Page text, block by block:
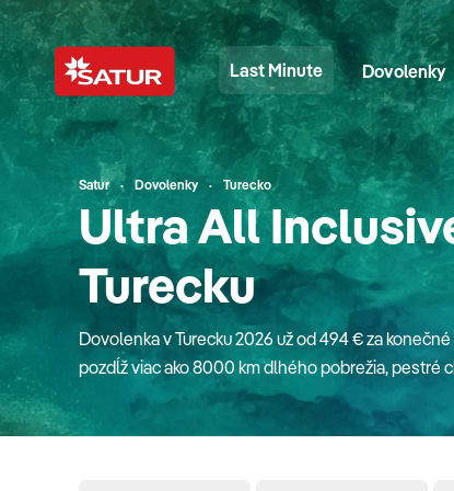
Last Minute Dovolenky
Satur Dovolenky Turecko
Ultra All
Turecku
Dovolenka v Turecku 2026 už od 494 € za
pozdĺž viac ako 8000 km dlhého pobrežia, pestré
krištáľovo čisté more. Zavítajte s nami do krajiny
európska kultúra s bohatou históriou orientu.